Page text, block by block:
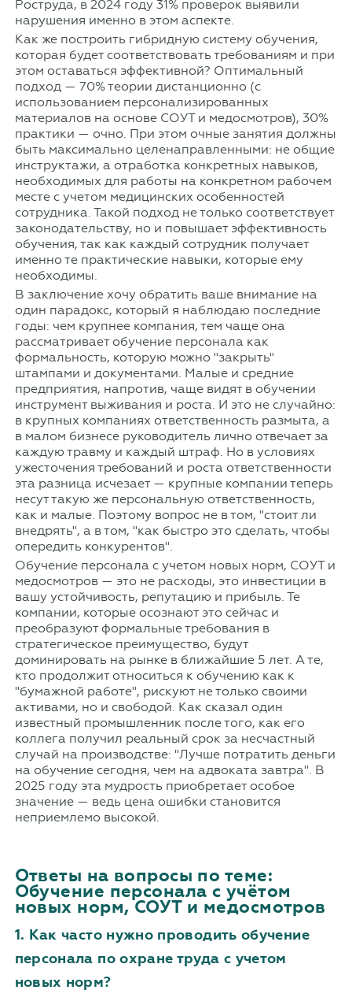
Роструда, в 2024 году 31% проверок выявили
нарушения именно в этом аспекте.
Как же построить гибридную систему обучения,
которая будет соответствовать требованиям и при
этом оставаться эффективной? Оптимальный
подход — 70% теории дистанционно (с
использованием персонализированных
материалов на основе СОУТ и медосмотров), 30%
практики — очно. При этом очные занятия должны
быть максимально целенаправленными: не общие
инструктажи, а отработка конкретных навыков,
необходимых для работы на конкретном рабочем
месте с учетом медицинских особенностей
сотрудника. Такой подход не только соответствует
законодательству, но и повышает эффективность
обучения, так как каждый сотрудник получает
именно те практические навыки, которые ему
необходимы.
В заключение хочу обратить ваше внимание на
один парадокс, который я наблюдаю последние
годы: чем крупнее компания, тем чаще она
рассматривает обучение персонала как
формальность, которую можно "закрыть"
штампами и документами. Малые и средние
предприятия, напротив, чаще видят в обучении
инструмент выживания и роста. И это не случайно:
в крупных компаниях ответственность размыта, а
в малом бизнесе руководитель лично отвечает за
каждую травму и каждый штраф. Но в условиях
ужесточения требований и роста ответственности
эта разница исчезает — крупные компании теперь
несут такую же персональную ответственность,
как и малые. Поэтому вопрос не в том, "стоит ли
внедрять", а в том, "как быстро это сделать, чтобы
опередить конкурентов".
Обучение персонала с учетом новых норм, СОУТ и
медосмотров — это не расходы, это инвестиции в
вашу устойчивость, репутацию и прибыль. Те
компании, которые осознают это сейчас и
преобразуют формальные требования в
стратегическое преимущество, будут
доминировать на рынке в ближайшие 5 лет. А те,
кто продолжит относиться к обучению как к
"бумажной работе", рискуют не только своими
активами, но и свободой. Как сказал один
известный промышленник после того, как его
коллега получил реальный срок за несчастный
случай на производстве: "Лучше потратить деньги
на обучение сегодня, чем на адвоката завтра". В
2025 году эта мудрость приобретает особое
значение — ведь цена ошибки становится
неприемлемо высокой.
Ответы на вопросы по теме:
Обучение персонала с учётом
новых норм, СОУТ и медосмотров
1. Как часто нужно проводить обучение
персонала по охране труда с учетом
новых норм?